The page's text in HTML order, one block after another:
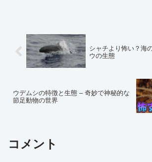
シャチより怖い？海
ウの生態
ウデムシの特徴と生態 – 奇妙で神秘的な
節足動物の世界
コメント